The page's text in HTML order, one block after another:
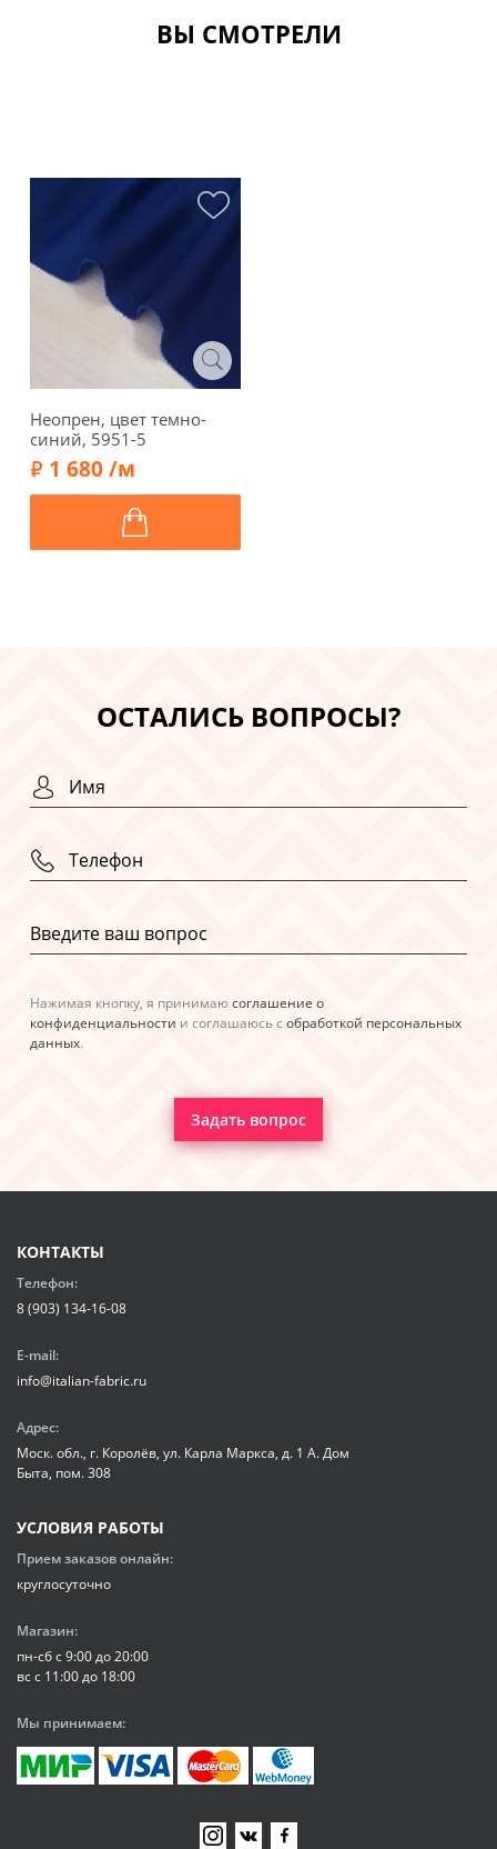
ВЫ СМОТРЕЛИ
Неопрен, цвет темно-
синий, 5951-5
1 680 /м
ОСТАЛИСЬ ВОПРОСЫ?
Нажимая кнопку, я принимаюсоглашение о
конфиденциальности и соглашаюсь с обработкой персональных
данных.
Задать вопрос
КОНТАКТЫ
Телефон:
8 (903) 134-16-08
E-mail:
info@italian-fabric.ru
Адрес:
Моск. обл., г. Королёв, ул. Карла Маркса, д. 1 А. Дом
Быта, пом. 308
УСЛОВИЯ РАБОТЫ
Прием заказов онлайн:
круглосуточно
Магазин:
пн-сб с 9:00 до 20:00
вс с 11:00 до 18:00
Мы принимаем: